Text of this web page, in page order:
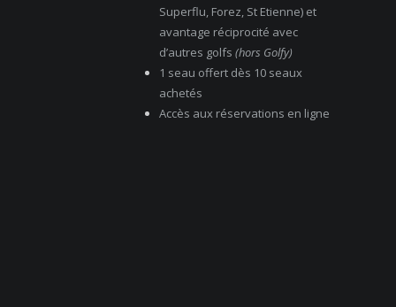
Superflu, Forez, St Etienne) et
avantage réciprocité avec
d’autres golfs (hors Golfy)
1 seau offert dès 10 seaux
achetés
Accès aux réservations en ligne